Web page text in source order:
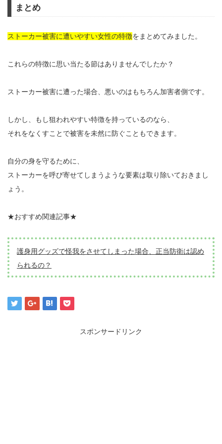
まとめ
ストーカー被害に遭いやすい女性の特徴をまとめてみました。
これらの特徴に思い当たる節はありませんでしたか？
ストーカー被害に遭った場合、悪いのはもちろん加害者側です。
しかし、もし狙われやすい特徴を持っているのなら、
それをなくすことで被害を未然に防ぐこともできます。
自分の身を守るために、
ストーカーを呼び寄せてしまうような要素は取り除いておきまし
ょう。
★おすすめ関連記事★
護身用グッズで怪我をさせてしまった場合、正当防衛は認め
られるの？
スポンサードリンク